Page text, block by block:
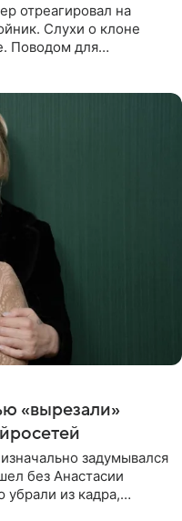
отреагировал на
Слухи о клоне
Поводом для
«вырезали»
задумывался
без Анастасии
из кадра,